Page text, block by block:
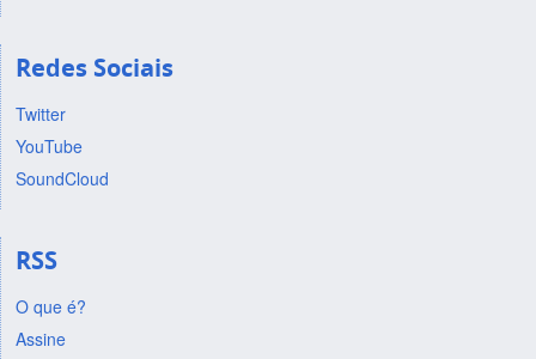
Redes Sociais
Twitter
YouTube
SoundCloud
RSS
O que é?
Assine